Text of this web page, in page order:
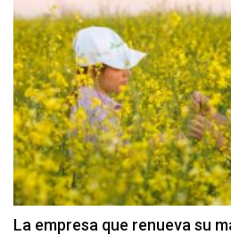
La empresa que renueva su